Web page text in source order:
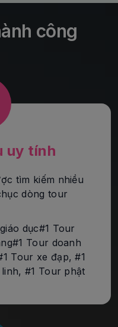
công
uy tính
tìm kiếm nhiều
dòng tour
dục#1 Tour
Tour doanh
Tour xe đạp, #1
#1 Tour phật